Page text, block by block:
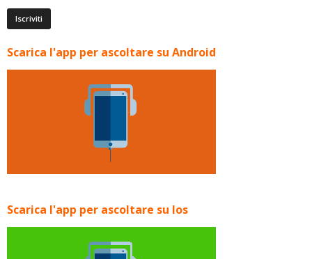
Scarica l'app per ascoltare su Android
Scarica l'app per ascoltare su Ios